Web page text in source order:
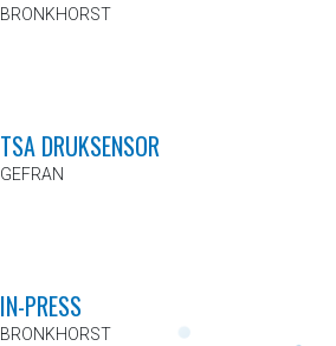
BRONKHORST
TSA DRUKSENSOR
GEFRAN
IN-PRESS
BRONKHORST